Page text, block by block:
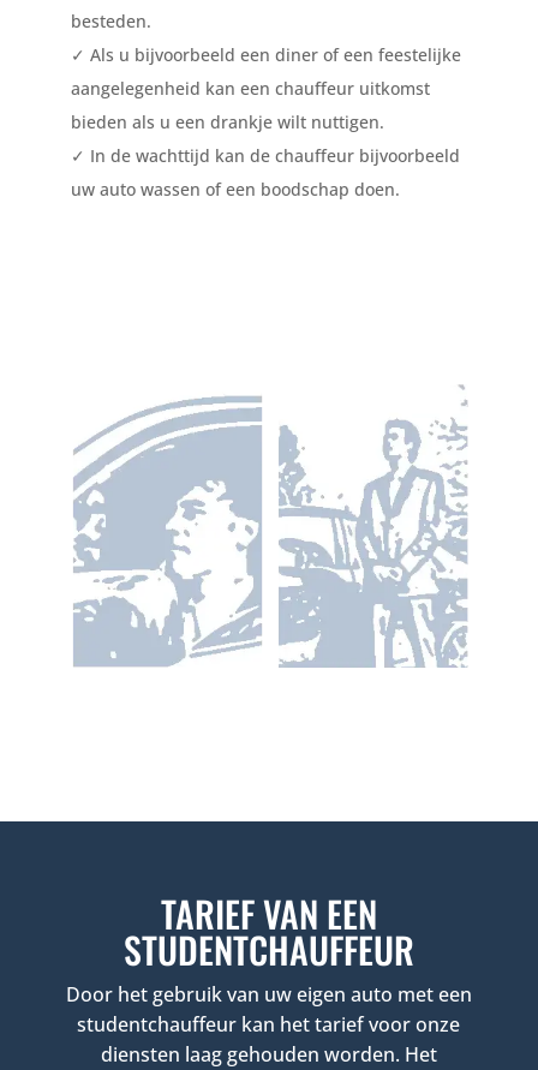
besteden.
✓ Als u bijvoorbeeld een diner of een feestelijke
aangelegenheid kan een chauffeur uitkomst
bieden als u een drankje wilt nuttigen.
✓ In de wachttijd kan de chauffeur bijvoorbeeld
uw auto wassen of een boodschap doen.
TARIEF VAN EEN
STUDENTCHAUFFEUR
Door het gebruik van uw eigen auto met een
studentchauffeur kan het tarief voor onze
diensten laag gehouden worden. Het